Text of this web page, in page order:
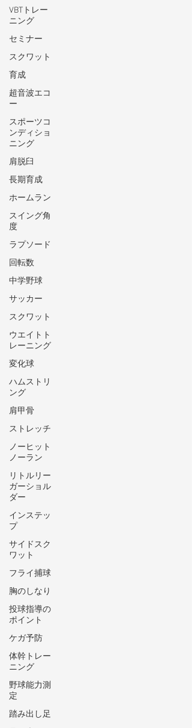
VBTトレー
ニング
セミナー
スクワット
育成
超音波エコ
ー
スポーツコ
ンディショ
ニング
肩脱臼
長期育成
ホームラン
スイング角
度
ラプソード
回転数
中学野球
サッカー
スクワット
ウエイトト
レーニング
変化球
ハムストリ
ング
肩甲骨
ストレッチ
ノーヒット
ノーラン
リトルリー
ガーショル
ダー
インステッ
プ
サイドスク
ワット
フライ捕球
胸のしなり
投球指導の
ポイント
ケガ予防
体幹トレー
ニング
野球能力測
定
踏み出し足